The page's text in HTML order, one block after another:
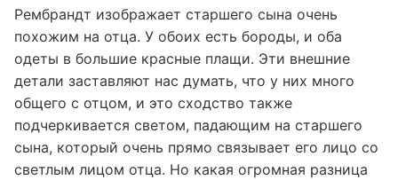
Рембрандт изображает старшего сына очень
похожим на отца. У обоих есть бороды, и оба
одеты в большие красные плащи. Эти внешние
детали заставляют нас думать, что у них много
общего с отцом, и это сходство также
подчеркивается светом, падающим на старшего
сына, который очень прямо связывает его лицо со
светлым лицом отца. Но какая огромная разница